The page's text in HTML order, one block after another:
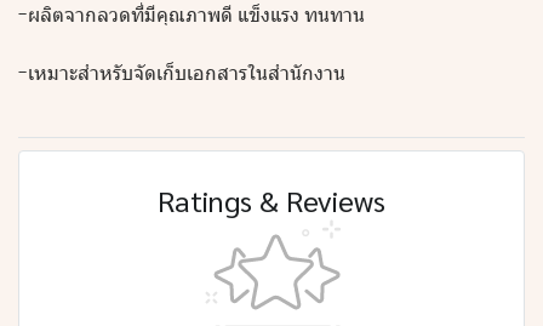
-ผลิตจากลวดที่มีคุณภาพดี แข็งแรง ทนทาน
-เหมาะสำหรับจัดเก็บเอกสารในสำนักงาน
Ratings & Reviews